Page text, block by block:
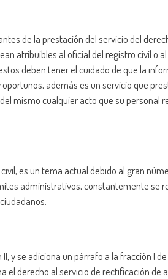
de la prestación del servicio del
atribuibles al oficial del registro civil o
deben tener el cuidado de que la
además es un servicio que
mismo cualquier acto que su personal
es un tema actual debido al gran
administrativos, constantemente se
y se adiciona un párrafo a la fracción I
el derecho al servicio de rectificación de